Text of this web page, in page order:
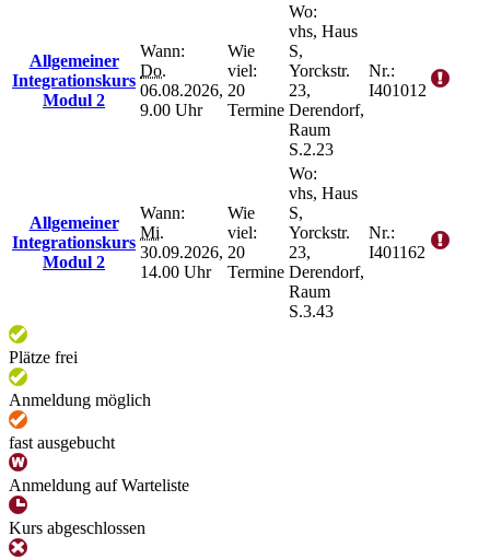
Allgemeiner
Integrationskurs
Modul 2
Wann:
Do.
06.08.2026,
9.00 Uhr
Wie
viel:
20
Termine
Wo:
vhs, Haus
S,
Yorckstr.
23,
Derendorf,
Raum
S.2.23
Nr.:
I401012
Allgemeiner
Integrationskurs
Modul 2
Wann:
Mi.
30.09.2026,
14.00 Uhr
Wie
viel:
20
Termine
Wo:
vhs, Haus
S,
Yorckstr.
23,
Derendorf,
Raum
S.3.43
Nr.:
I401162
Plätze frei
Anmeldung möglich
fast ausgebucht
Anmeldung auf Warteliste
Kurs abgeschlossen